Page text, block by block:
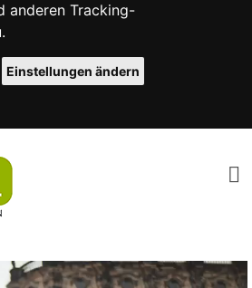
anderen Tracking-
Einstellungen ändern